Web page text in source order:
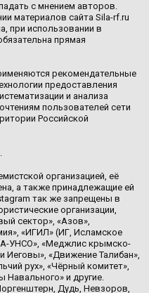
с мнением авторов.
материалов сайта Sila-rf.ru
при использовании в
прямая
рекомендательные
предоставления
и анализа
пользователей сети
Российской
.
организацией, её
а также принадлежащие ей
так же запрещены в
организации,
сектор», «Азов»,
«ИГИЛ» (ИГ, Исламское
УНСО», «Меджлис крымско-
Иеговы», «Движение Талибан»,
рух», «Чёрный комитет»,
Навального» и другие.
Дудь, Невзоров,